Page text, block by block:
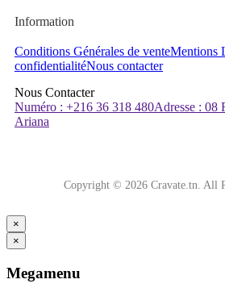
Information
Conditions Générales de venteMentions
confidentialitéNous contacter
Nous Contacter
Numéro : +216 36 318 480Adresse : 08
Ariana
Copyright © 2026 Cravate.tn. All
×
×
Megamenu